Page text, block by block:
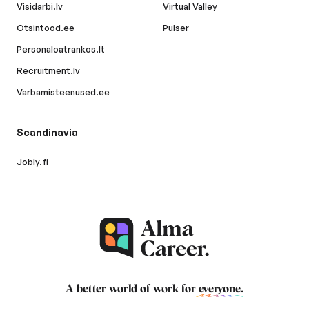
Visidarbi.lv
Otsintood.ee
Personaloatrankos.lt
Recruitment.lv
Varbamisteenused.ee
Virtual Valley
Pulser
Scandinavia
Jobly.fi
A better world of work for everyone.